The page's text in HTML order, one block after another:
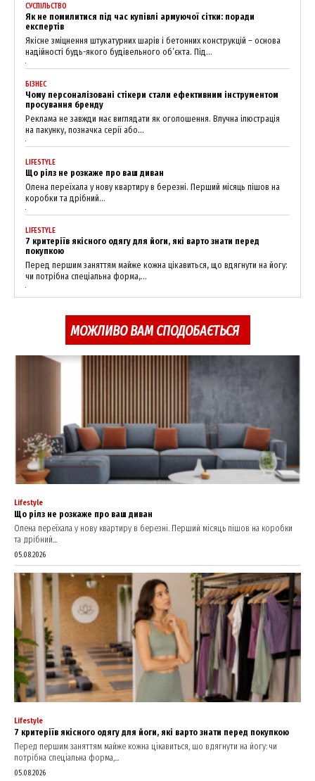
СУСПІЛЬСТВО
Як не помилитися під час купівлі армуючої сітки: поради
експертів
Якісне зміцнення штукатурних шарів і бетонних конструкцій – основа
надійності будь-якого будівельного об’єкта. Під...
БІЗНЕС
Чому персоналізовані стікери стали ефективним інструментом
просування бренду
Реклама не завжди має виглядати як оголошення. Влучна ілюстрація
на пакунку, позначка серії або...
LIFESTYLE
Що рілз не розкаже про ваш диван
Олена переїхала у нову квартиру в березні. Перший місяць пішов на
коробки та дрібний...
LIFESTYLE
7 критеріїв якісного одягу для йоги, які варто знати перед
покупкою
Перед першим заняттям майже кожна цікавиться, що вдягнути на йогу:
чи потрібна спеціальна форма,...
МОЖЛИВО ВАМ СПОДОБАЄТЬСЯ
Lifestyle
Що рілз не розкаже про ваш диван
Олена переїхала у нову квартиру в березні. Перший місяць пішов на коробки
та дрібний...
05.08.2026
Lifestyle
7 критеріїв якісного одягу для йоги, які варто знати перед покупкою
Перед першим заняттям майже кожна цікавиться, що вдягнути на йогу: чи
потрібна спеціальна форма,...
05.08.2026